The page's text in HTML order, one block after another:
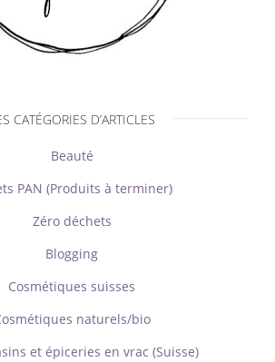
CATÉGORIES D’ARTICLES
Beauté
PAN (Produits à terminer)
Zéro déchets
Blogging
Cosmétiques suisses
naturels/bio
et épiceries en vrac (Suisse)